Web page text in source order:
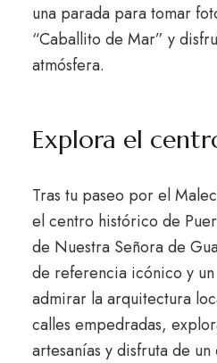
una parada para tomar
“Caballito de Mar” y
atmósfera.
Explora el
Tras tu paseo por el
el centro histórico de
de Nuestra Señora de
de referencia icónico y
admirar la arquitectura
calles empedradas,
artesanías y disfruta de un